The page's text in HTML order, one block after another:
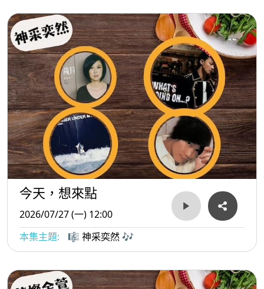
今天，想來點
2026/07/27 (一) 12:00
本集主題:
🎼 神采奕然 🎶